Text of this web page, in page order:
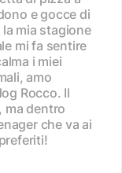
e gocce di
mia stagione
mi fa sentire
i miei
amo
Rocco. Il
ma dentro
che va ai